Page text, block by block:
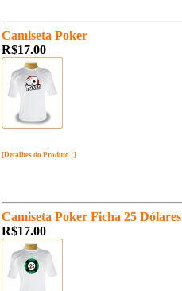
Camiseta Poker
R$17.00
[Detalhes do Produto...]
Camiseta Poker Ficha 25 Dólares
R$17.00